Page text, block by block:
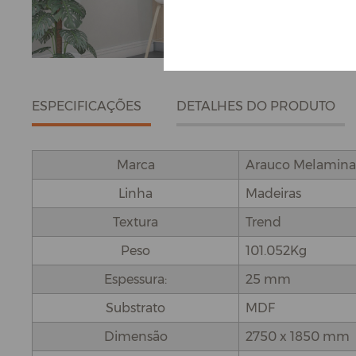
ESPECIFICAÇÕES DETALHES DO PRODUTO
Marca
Arauco Melamina
Linha
Madeiras
Textura
Trend
Peso
101.052Kg
Espessura:
25 mm
Substrato
MDF
Dimensão
2750 x 1850 mm